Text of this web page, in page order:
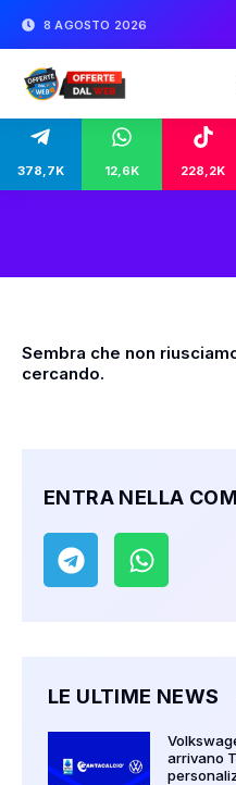
8 AGOSTO 2026
378,7K 12,6K 228,2K
Sembra che non
cercando.
ENTRA NELLA
LE ULTIME NEWS
arrivano